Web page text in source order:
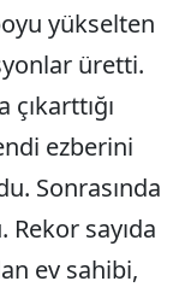
yükselten
üretti.
çıkarttığı
ezberini
Sonrasında
sayıda
ev sahibi,